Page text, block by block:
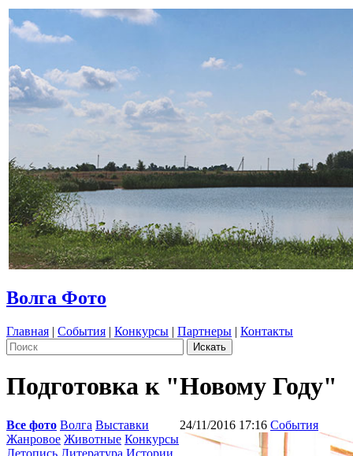
Волга Фото
Главная | События | Конкурсы | Партнеры | Контакты
Подготовка к "Новому Году"
Все фото Волга Выставки
Жанровое Животные Конкурсы
Летопись Литература Истории
24/11/2016 17:16 События